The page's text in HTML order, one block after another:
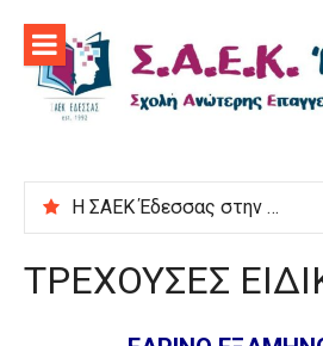
περιεχόμενο
Η ΣΑΕΚ Έδεσσας στην εκδήλωση “Μαγειρεύουμε στις ρίζες μας”
ΤΡΕΧΟΥΣΕΣ